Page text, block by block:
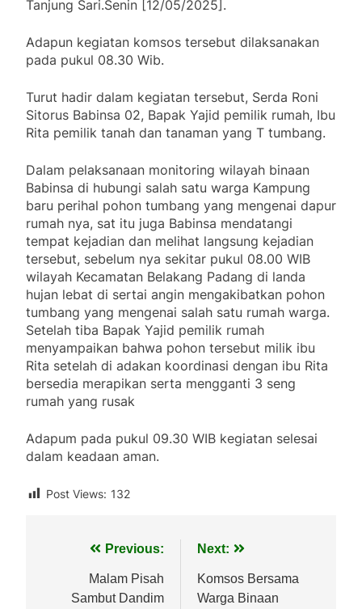
Tanjung Sari.Senin [12/05/2025].
Adapun kegiatan komsos tersebut dilaksanakan
pada pukul 08.30 Wib.
Turut hadir dalam kegiatan tersebut, Serda Roni
Sitorus Babinsa 02, Bapak Yajid pemilik rumah, Ibu
Rita pemilik tanah dan tanaman yang T tumbang.
Dalam pelaksanaan monitoring wilayah binaan
Babinsa di hubungi salah satu warga Kampung
baru perihal pohon tumbang yang mengenai dapur
rumah nya, sat itu juga Babinsa mendatangi
tempat kejadian dan melihat langsung kejadian
tersebut, sebelum nya sekitar pukul 08.00 WIB
wilayah Kecamatan Belakang Padang di landa
hujan lebat di sertai angin mengakibatkan pohon
tumbang yang mengenai salah satu rumah warga.
Setelah tiba Bapak Yajid pemilik rumah
menyampaikan bahwa pohon tersebut milik ibu
Rita setelah di adakan koordinasi dengan ibu Rita
bersedia merapikan serta mengganti 3 seng
rumah yang rusak
Adapum pada pukul 09.30 WIB kegiatan selesai
dalam keadaan aman.
Post Views: 132
NavigasiPrevious:
Malam Pisah
Sambut Dandim
Next:
Komsos Bersama
Warga Binaan